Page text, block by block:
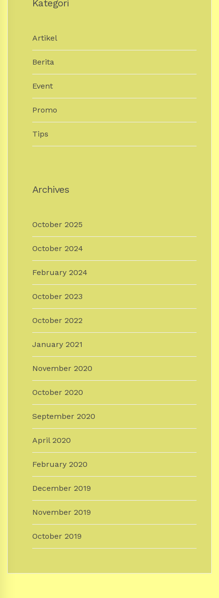
Kategori
Artikel
Berita
Event
Promo
Tips
Archives
October 2025
October 2024
February 2024
October 2023
October 2022
January 2021
November 2020
October 2020
September 2020
April 2020
February 2020
December 2019
November 2019
October 2019